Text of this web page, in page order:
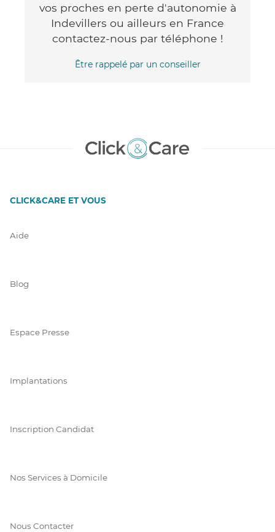
vos proches en perte d'autonomie à
Indevillers ou ailleurs en France
contactez-nous par téléphone !
Être rappelé par un conseiller
CLICK&CARE ET VOUS
Aide
Blog
Espace Presse
Implantations
Inscription Candidat
Nos Services à Domicile
Nous Contacter